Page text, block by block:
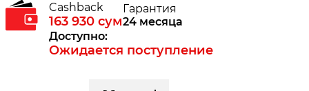
Cashback
163 930 сум
Гарантия
24 месяца
Доступно:
Ожидается поступление